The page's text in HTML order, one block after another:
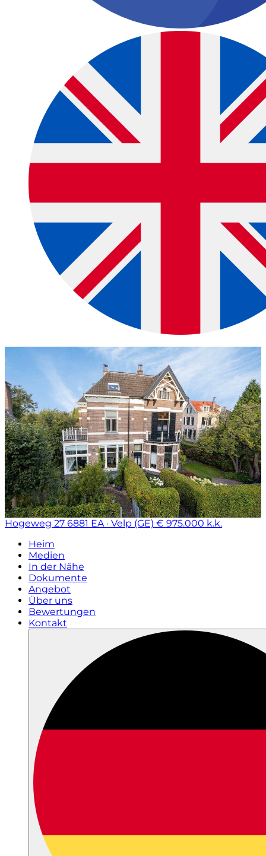
Hogeweg 27 6881 EA · Velp (GE) € 975.000 k.k.
Heim
Medien
In der Nähe
Dokumente
Angebot
Über uns
Bewertungen
Kontakt